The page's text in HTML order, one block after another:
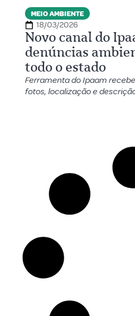
MEIO AMBIENTE
18/03/2026
Novo canal do
denúncias
todo o estado
Ferramenta do Ipaam
fotos, localização e